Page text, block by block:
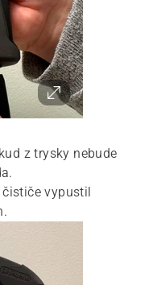
z trysky nebude
čističe vypustil